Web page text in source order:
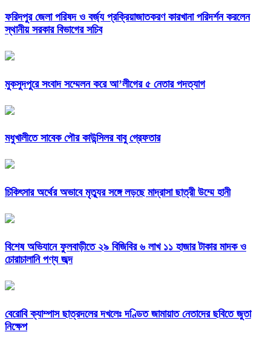
ফরিদপুর জেলা পরিষদ ও বর্জ্য প্রক্রিয়াজাতকরণ কারখানা পরিদর্শন করলেন
স্থানীয় সরকার বিভাগের সচিব
মুকসুদপুরে সংবাদ সম্মেলন করে আ’লীগের ৫ নেতার পদত্যাগ
মধুখালীতে সাবেক পৌর কাউন্সিলর বাবু গ্রেফতার
চিকিৎসার অর্থের অভাবে মৃত্যুর সঙ্গে লড়ছে মাদ্রাসা ছাত্রী উম্মে হানী
বিশেষ অভিযানে ফুলবাড়ীতে ২৯ বিজিবির ৬ লাখ ১১ হাজার টাকার মাদক ও
চোরাচালানি পণ্য জব্দ
বেরোবি ক্যাম্পাস ছাত্রদলের দখলেঃ দণ্ডিত জামায়াত নেতাদের ছবিতে জুতা
নিক্ষেপ